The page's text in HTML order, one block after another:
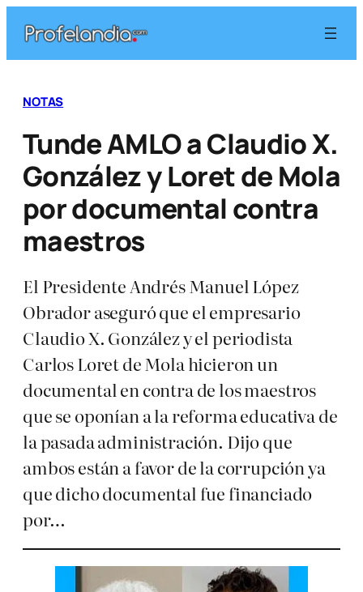
contenido
NOTAS
Tunde AMLO a Claudio X.
González y Loret de Mola
por documental contra
maestros
El Presidente Andrés Manuel López
Obrador aseguró que el empresario
Claudio X. González y el periodista
Carlos Loret de Mola hicieron un
documental en contra de los maestros
que se oponían a la reforma educativa de
la pasada administración. Dijo que
ambos están a favor de la corrupción ya
que dicho documental fue financiado
por…